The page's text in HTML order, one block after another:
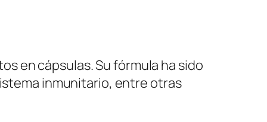
en cápsulas. Su fórmula ha sido
inmunitario, entre otras